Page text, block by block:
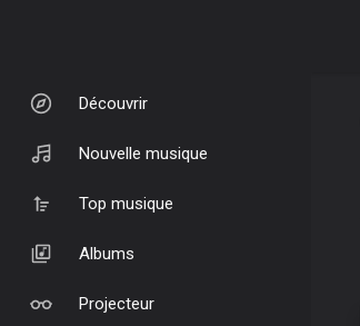
Découvrir
Nouvelle musique
Top musique
Albums
Projecteur